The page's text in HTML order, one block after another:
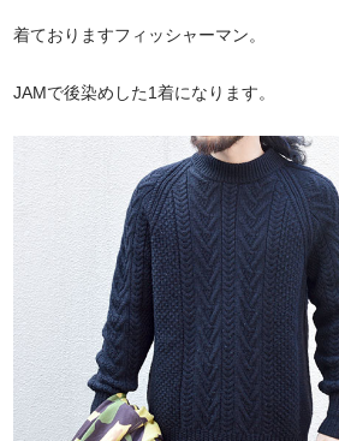
着ておりますフィッシャーマン。
JAMで後染めした1着になります。